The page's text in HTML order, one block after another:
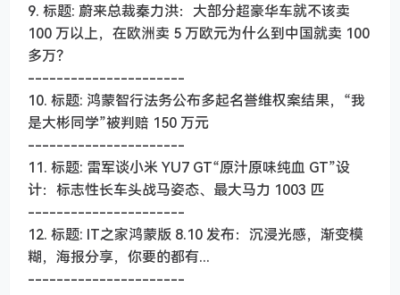
9. 标题: 蔚来总裁秦力洪：大部分超豪华车就不该卖
100 万以上，在欧洲卖 5 万欧元为什么到中国就卖 100
多万？
----------------------
10. 标题: 鸿蒙智行法务公布多起名誉维权案结果，“我
是大彬同学”被判赔 150 万元
----------------------
11. 标题: 雷军谈小米 YU7 GT“原汁原味纯血 GT”设
计：标志性长车头战马姿态、最大马力 1003 匹
----------------------
12. 标题: IT之家鸿蒙版 8.10 发布：沉浸光感，渐变模
糊，海报分享，你要的都有...
----------------------